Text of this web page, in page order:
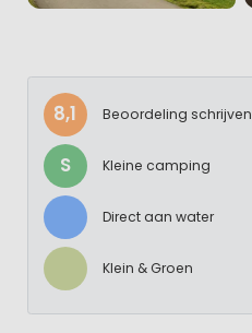
8,1 Beoordeling schrijven
S Kleine camping
Direct aan water
Klein & Groen